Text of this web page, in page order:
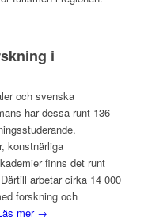
i
och svenska
har dessa runt 136
konstnärliga
finns det runt
arbetar cirka 14 000
forskning och
mer →